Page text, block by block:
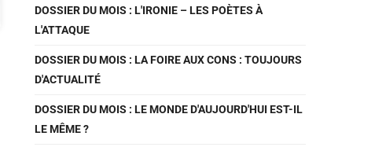
DOSSIER DU MOIS : L'IRONIE – LES POÈTES À
L'ATTAQUE
DOSSIER DU MOIS : LA FOIRE AUX CONS : TOUJOURS
D'ACTUALITÉ
DOSSIER DU MOIS : LE MONDE D'AUJOURD'HUI EST-IL
LE MÊME ?